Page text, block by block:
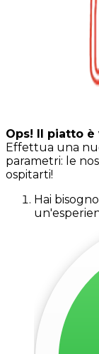
Ops! Il piatto è
Effettua una
parametri: le
ospitarti!
Hai